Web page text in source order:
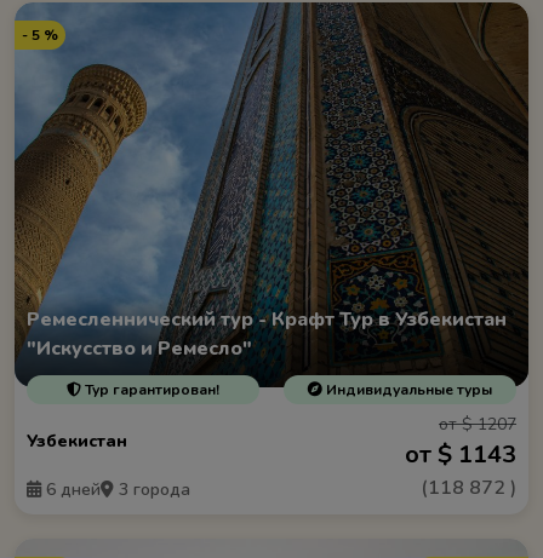
- 5 %
Ремесленнический тур - Крафт Тур в Узбекистан
"Искусство и Ремесло"
Тур гарантирован! Индивидуальные туры
Узбекистан
6 дней 3 города
от $ 1207
от $ 1143
(118 872 )